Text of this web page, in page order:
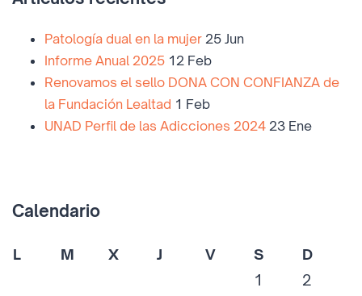
Patología dual en la mujer 25 Jun
Informe Anual 2025 12 Feb
Renovamos el sello DONA CON CONFIANZA de
la Fundación Lealtad 1 Feb
UNAD Perfil de las Adicciones 2024 23 Ene
Calendario
L M X J V S
D
1
2